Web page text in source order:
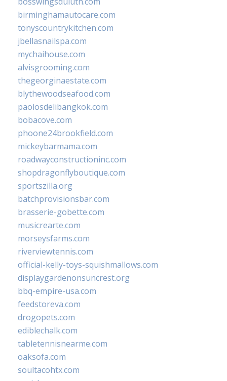
birminghamautocare.com
tonyscountrykitchen.com
jbellasnailspa.com
mychaihouse.com
alvisgrooming.com
thegeorginaestate.com
blythewoodseafood.com
paolosdelibangkok.com
bobacove.com
phoone24brookfield.com
mickeybarmama.com
roadwayconstructioninc.com
shopdragonflyboutique.com
sportszilla.org
batchprovisionsbar.com
brasserie-gobette.com
musicrearte.com
morseysfarms.com
riverviewtennis.com
official-kelly-toys-squishmallows.com
displaygardenonsuncrest.org
bbq-empire-usa.com
feedstoreva.com
drogopets.com
ediblechalk.com
tabletennisnearme.com
oaksofa.com
soultacohtx.com